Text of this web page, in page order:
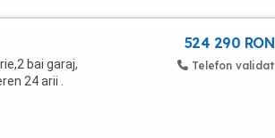
bai garaj,
24 arii .
524 290 RON
Telefon validat